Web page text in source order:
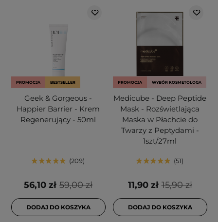
PROMOCJA BESTSELLER
Geek & Gorgeous -
Happier Barrier - Krem
Regenerujący - 50ml
209
59,00 zł
56,10 zł
DODAJ DO KOSZYKA
PROMOCJA WYBÓR KOSMETOLOGA
Medicube - Deep Peptide
Mask - Rozświetlająca
Maska w Płachcie do
Twarzy z Peptydami -
1szt/27ml
51
15,90 zł
11,90 zł
DODAJ DO KOSZYKA